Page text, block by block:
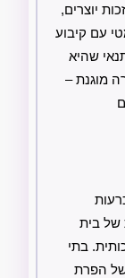
יוצרים,
עם קיבוע
שהיא
מוגנת –
של בית
בתי
הפרת